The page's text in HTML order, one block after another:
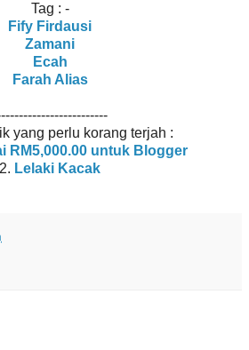
Tag : -
Fify Firdausi
Zamani
Ecah
Farah Alias
yang perlu korang terjah :
RM5,000.00 untuk Blogger
2. Lelaki Kacak